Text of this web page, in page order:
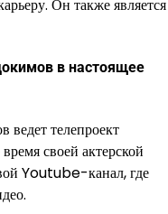
Он также является
в настоящее
телепроект
своей актерской
Youtube-канал, где